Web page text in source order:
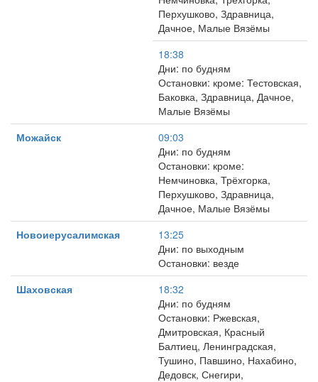
Перхушково, Здравница,
Дачное, Малые Вязёмы
18:38
Дни: по будням
Остановки: кроме: Тестовская,
Баковка, Здравница, Дачное,
Малые Вязёмы
Можайск
09:03
Дни: по будням
Остановки: кроме:
Немчиновка, Трёхгорка,
Перхушково, Здравница,
Дачное, Малые Вязёмы
Новоиерусалимская
13:25
Дни: по выходным
Остановки: везде
Шаховская
18:32
Дни: по будням
Остановки: Ржевская,
Дмитровская, Красный
Балтиец, Ленинградская,
Тушино, Павшино, Нахабино,
Дедовск, Снегири,